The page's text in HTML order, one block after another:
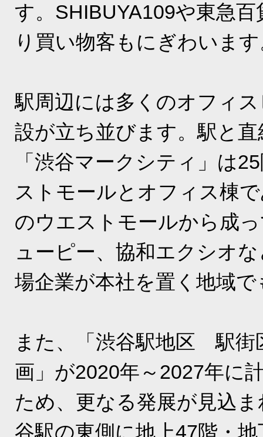
す。SHIBUYA109や東急
り買い物客もにぎわいま
駅周辺には多くのオフィ
設が立ち並びます。駅と
「渋谷マークシティ」は
ストモールとオフィス棟
のウエストモールから成
ューピー、協和エクシオ
場企業が本社を置く地域
また、「渋谷駅地区 駅街
画」が2020年～2027年に
ため、更なる発展が見込
谷駅の東側に地上47階・